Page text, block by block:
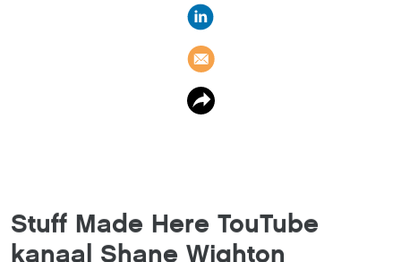
Stuff Made Here TouTube
kanaal Shane Wighton